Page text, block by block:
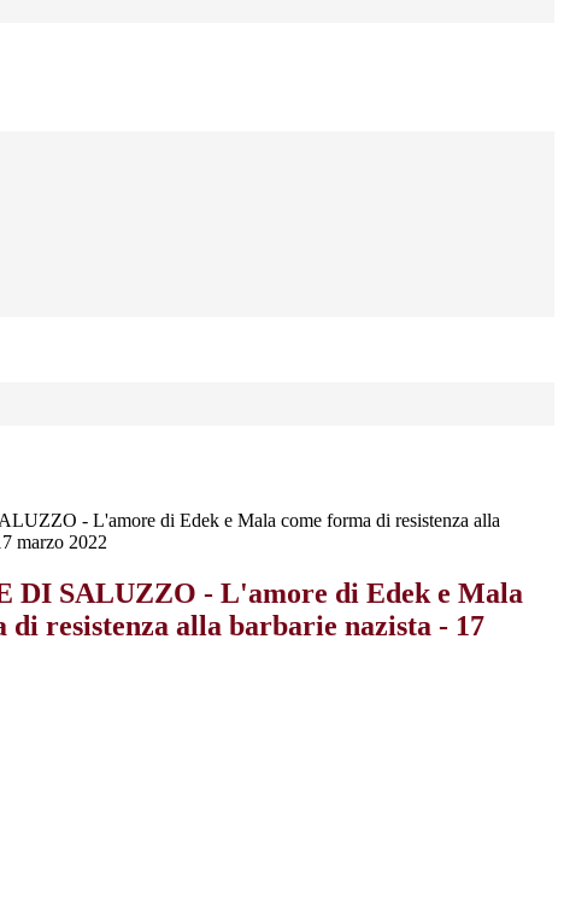
- L'amore di Edek e Mala come forma di resistenza alla
marzo 2022
DI SALUZZO - L'amore di Edek e Mala
di resistenza alla barbarie nazista - 17